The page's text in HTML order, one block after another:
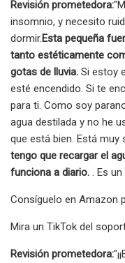
Revisión prometedora:
insomnio, y necesito
dormir.Esta pequeña
tanto estéticamente
gotas de lluvia. Si estoy
esté encendido. Si te
para ti. Como soy
agua destilada y no he
que está bien. Está
tengo que recargar el
funciona a diario. . Es
Consíguelo en Amazon
Mira un TikTok del
Revisión prometedora: